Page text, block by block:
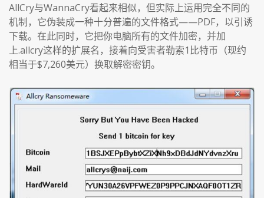
AllCry与WannaCry看起来相似，但实际上运用完全不同的
机制，它伪装成一种十分普遍的文件格式——PDF，以引诱
下载。在此同时，它把你电脑所有的文件加密，并加
上.allcry这样的扩展名，接着向受害者勒索1比特币（现约
相当于$7,260美元）换取解密密钥。